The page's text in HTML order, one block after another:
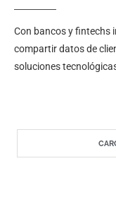
Con bancos y fintechs
compartir datos de
soluciones